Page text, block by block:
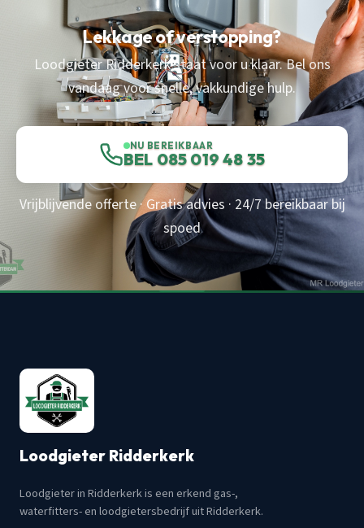
Lekkage of verstopping?
Loodgieter Ridderkerk staat voor u klaar. Bel ons
vandaag voor snelle, vakkundige hulp.
NU BEREIKBAAR
BEL 085 019 48 35
Vrijblijvende offerte · Gratis advies · 24/7 bereikbaar bij
spoed
Loodgieter Ridderkerk
Loodgieter in Ridderkerk is een erkend gas-,
waterfitters- en loodgietersbedrijf uit Ridderkerk.